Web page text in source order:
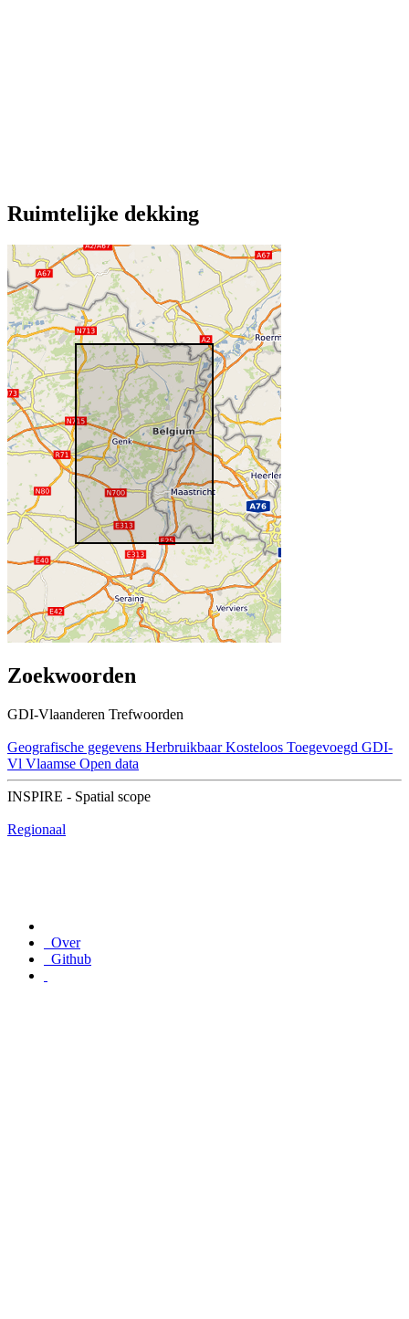
Ruimtelijke dekking
Zoekwoorden
GDI-Vlaanderen Trefwoorden
Geografische gegevens Herbruikbaar Kosteloos Toegevoegd GDI-
Vl Vlaamse Open data
INSPIRE - Spatial scope
Regionaal
Over
Github